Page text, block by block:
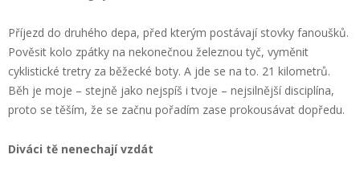
Příjezd do druhého depa, před kterým postávají stovky fanoušků.
Pověsit kolo zpátky na nekonečnou železnou tyč, vyměnit
cyklistické tretry za běžecké boty. A jde se na to. 21 kilometrů.
Běh je moje – stejně jako nejspíš i tvoje – nejsilnější disciplína,
proto se těším, že se začnu pořadím zase prokousávat dopředu.
Diváci tě nenechají vzdát